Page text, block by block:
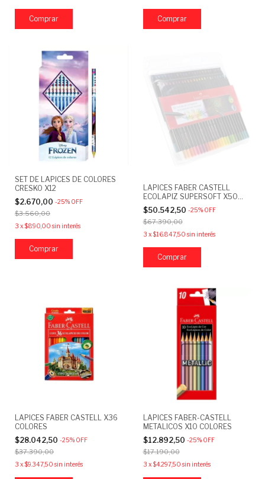
SET DE LAPICES DE COLORES
CRESKO X12
$2.670,00 -25% OFF
$3.560,00
3 x$890,00 sin interés
Comprar
LAPICES FABER CASTELL
ECOLAPIZ SUPERSOFT X50
COLORES
$50.542,50 -25% OFF
$67.390,00
3 x$16.847,50 sin interés
LAPICES FABER CASTELL X36
COLORES
$28.042,50 -25% OFF
$37.390,00
3 x$9.347,50 sin interés
LAPICES FABER-CASTELL
METALICOS X10 COLORES
$12.892,50 -25% OFF
$17.190,00
3 x$4.297,50 sin interés